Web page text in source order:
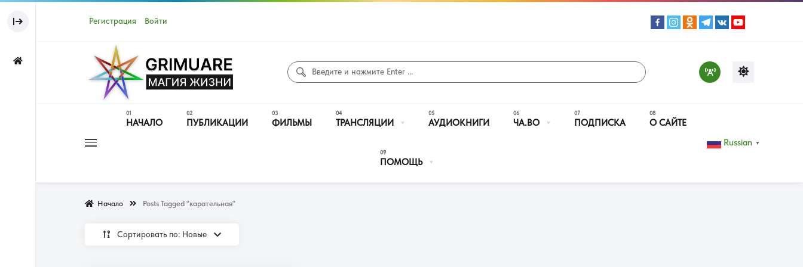
Регистрация Войти
НАЧАЛО ПУБЛИКАЦИИ ФИЛЬМЫ ТРАНСЛЯЦИИ АУДИОКНИГИ ЧА.ВО ПОДПИСКА О САЙТЕ
ПОМОЩЬ
Russian ▼
Начало Posts Tagged "карательная"
Сортировать по: Новые